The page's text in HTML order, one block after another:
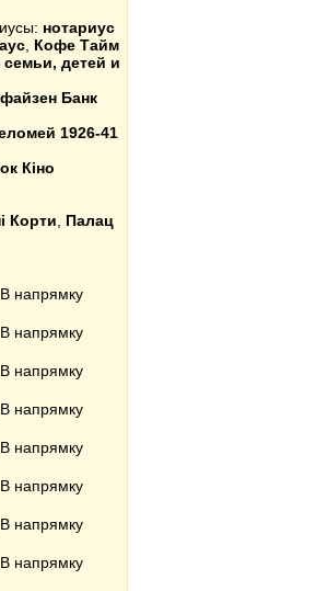
нотариус
Кофе Тайм
детей и
Банк
1926-41
Кіно
Корти
Палац
напрямку
напрямку
напрямку
напрямку
напрямку
напрямку
напрямку
напрямку